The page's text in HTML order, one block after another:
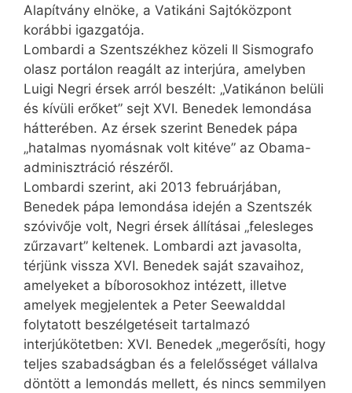
Alapítvány elnöke, a Vatikáni Sajtóközpont
korábbi igazgatója.
Lombardi a Szentszékhez közeli Il Sismografo
olasz portálon reagált az interjúra, amelyben
Luigi Negri érsek arról beszélt: „Vatikánon belüli
és kívüli erőket” sejt XVI. Benedek lemondása
hátterében. Az érsek szerint Benedek pápa
„hatalmas nyomásnak volt kitéve” az Obama-
adminisztráció részéről.
Lombardi szerint, aki 2013 februárjában,
Benedek pápa lemondása idején a Szentszék
szóvivője volt, Negri érsek állításai „felesleges
zűrzavart” keltenek. Lombardi azt javasolta,
térjünk vissza XVI. Benedek saját szavaihoz,
amelyeket a bíborosokhoz intézett, illetve
amelyek megjelentek a Peter Seewalddal
folytatott beszélgetéseit tartalmazó
interjúkötetben: XVI. Benedek „megerősíti, hogy
teljes szabadságban és a felelősséget vállalva
döntött a lemondás mellett, és nincs semmilyen